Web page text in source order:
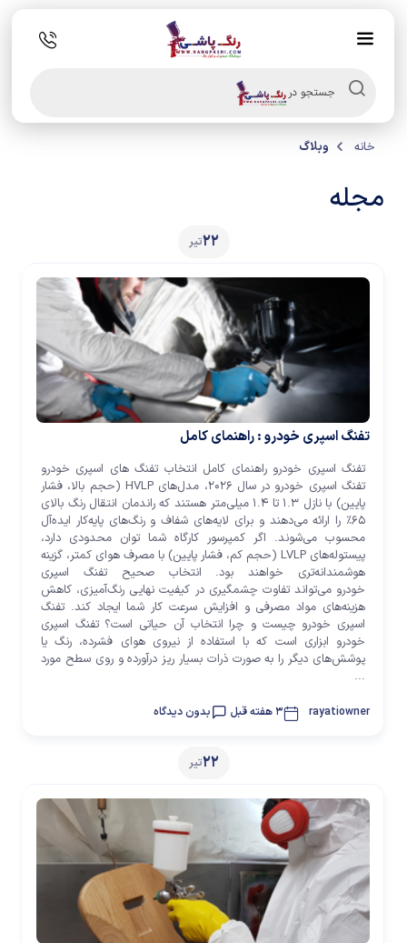
search
جستجو در
خانه وبلاگ
مجله
22تیر
تفنگ اسپری خودرو : راهنمای کامل
تفنگ اسپری خودرو راهنمای کامل انتخاب تفنگ های اسپری خودرو
تفنگ اسپری خودرو در سال ۲۰۲۶، مدل‌های HVLP (حجم بالا، فشار
پایین) با نازل ۱.۳ تا ۱.۴ میلی‌متر هستند که راندمان انتقال رنگ بالای
۶۵٪ را ارائه می‌دهند و برای لایه‌های شفاف و رنگ‌های پایه‌کار ایده‌آل
محسوب می‌شوند. اگر کمپرسور کارگاه شما توان محدودی دارد،
پیستوله‌های LVLP (حجم کم، فشار پایین) با مصرف هوای کمتر، گزینه
هوشمندانه‌تری خواهند بود. انتخاب صحیح تفنگ اسپری
خودرو می‌تواند تفاوت چشمگیری در کیفیت نهایی رنگ‌آمیزی، کاهش
هزینه‌های مواد مصرفی و افزایش سرعت کار شما ایجاد کند. تفنگ
اسپری خودرو چیست و چرا انتخاب آن حیاتی است؟ تفنگ اسپری
خودرو ابزاری است که با استفاده از نیروی هوای فشرده، رنگ یا
پوشش‌های دیگر را به صورت ذرات بسیار ریز درآورده و روی سطح مورد
...
rayatiowner 3 هفته قبل بدون دیدگاه
22تیر